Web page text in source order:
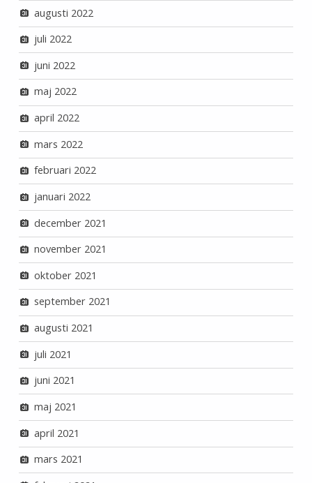
augusti 2022
juli 2022
juni 2022
maj 2022
april 2022
mars 2022
februari 2022
januari 2022
december 2021
november 2021
oktober 2021
september 2021
augusti 2021
juli 2021
juni 2021
maj 2021
april 2021
mars 2021